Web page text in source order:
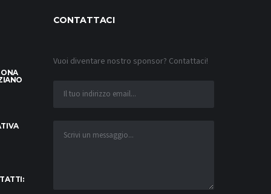
CONTATTACI
Vuoi diventare nostro sponsor? Contattaci!